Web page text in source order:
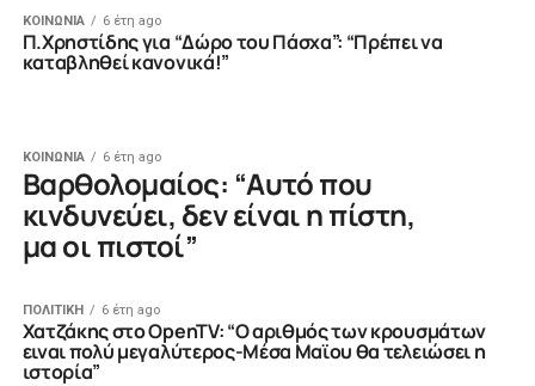
ΚΟΙΝΩΝΙΑ 6 έτη ago
Π.Χρηστίδης για “Δώρο του Πάσχα”: “Πρέπει να
καταβληθεί κανονικά!”
ΚΟΙΝΩΝΙΑ 6 έτη ago
Bαρθολομαίος: “Αυτό που
κινδυνεύει, δεν είναι η πίστη,
μα οι πιστοί”
ΠΟΛΙΤΙΚΗ 6 έτη ago
Χατζάκης στο OpenTV: “Ο αριθμός των κρουσμάτων
ειναι πολύ μεγαλύτερος-Μέσα Μαϊου θα τελειώσει η
ιστορία”